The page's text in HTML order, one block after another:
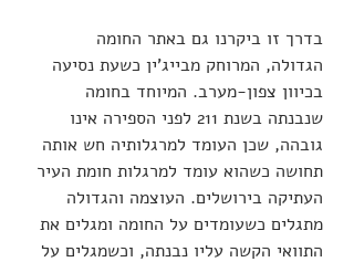
בדרך זו ביקרנו גם באתר החומה
הגדולה, המרוחק מבייג'ין כשעת נסיעה
בכיוון צפון-מערב. המיוחד בחומה
שנבנתה בשנת 211 לפני הספירה אינו
גובהה, שכן העומד למרגלותיה חש אותה
תחושה כשהוא עומד למרגלות חומת העיר
העתיקה בירושלים. העוצמה והגדולה
מתגלים כשעומדים על החומה ומגלים את
התוואי הקשה עליו נבנתה, וכשמגלים על